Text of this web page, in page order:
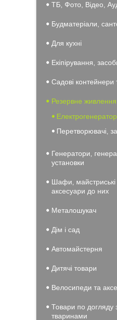
ТБ, Фото, Відео,
Будматеріали,
Для кухні
Екіпірування,
Садові контейнери
Резервне живлення
Перетворювачі,
Генератори,
установки
Шафи, майстриські
аксесуари до них
Металошукач
Дім і сад
Автомайстерня
Дитячі товари
Велосипеди та
Товари по догляду
тваринами